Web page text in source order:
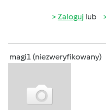
Zaloguj lub
magi1 (niezweryfikowany)